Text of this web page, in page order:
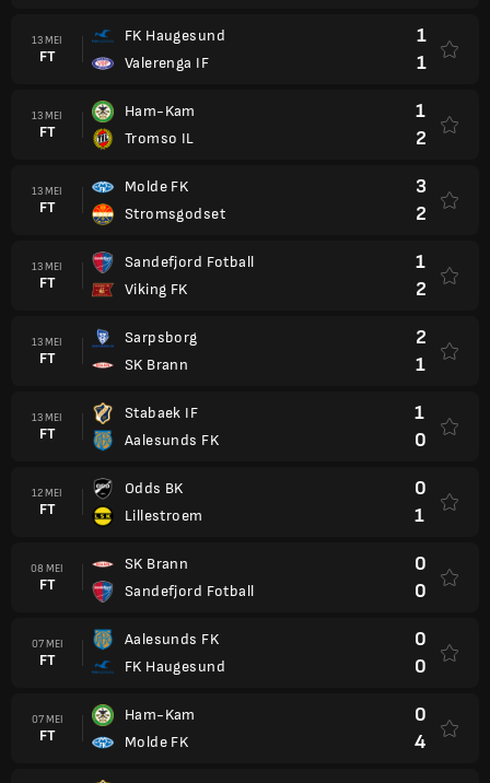
13 MEI
FT
FK Haugesund
Valerenga IF
1
1
13 MEI
FT
Ham-Kam
Tromso IL
1
2
13 MEI
FT
Molde FK
Stromsgodset
3
2
13 MEI
FT
Sandefjord Fotball
Viking FK
1
2
13 MEI
FT
Sarpsborg
SK Brann
2
1
13 MEI
FT
Stabaek IF
Aalesunds FK
1
0
12 MEI
FT
Odds BK
Lillestroem
0
1
08 MEI
FT
SK Brann
Sandefjord Fotball
0
0
07 MEI
FT
Aalesunds FK
FK Haugesund
0
0
07 MEI
FT
Ham-Kam
Molde FK
0
4